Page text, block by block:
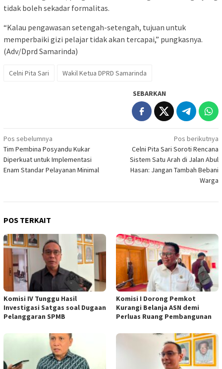
tidak boleh sekadar formalitas.
“Kalau pengawasan setengah-setengah, tujuan untuk
memperbaiki gizi pelajar tidak akan tercapai,” pungkasnya.
(Adv/Dprd Samarinda)
Celni Pita Sari Wakil Ketua DPRD Samarinda
SEBARKAN
Navigasi
pos
Pos sebelumnya
Tim Pembina Posyandu Kukar
Diperkuat untuk Implementasi
Enam Standar Pelayanan Minimal
Pos berikutnya
Celni Pita Sari Soroti Rencana
Sistem Satu Arah di Jalan Abul
Hasan: Jangan Tambah Bebani
Warga
POS TERKAIT
Komisi IV Tunggu Hasil
Investigasi Satgas soal Dugaan
Pelanggaran SPMB
Komisi I Dorong Pemkot
Kurangi Belanja ASN demi
Perluas Ruang Pembangunan